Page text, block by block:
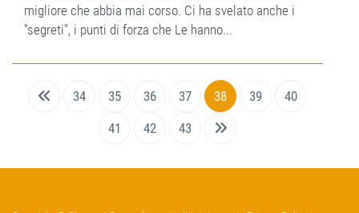
migliore che abbia mai corso. Ci ha svelato anche i
"segreti", i punti di forza che Le hanno...
34 35 36 37 38 39
40
41
42 43